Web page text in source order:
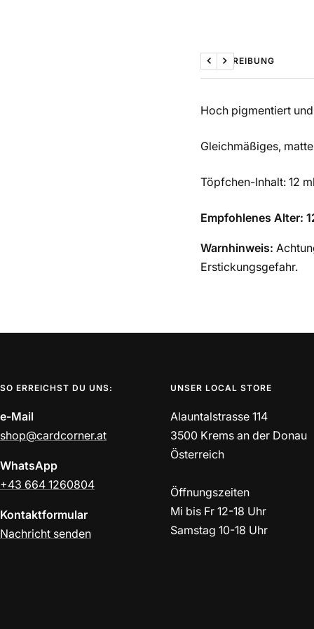
BESCHREIBUNG
ZurückWeiter
Hoch pigmentiert
Gleichmäßiges,
Töpfchen-Inhalt: 12
Empfohlenes Alter:
Warnhinweis:
Erstickungsgefahr.
SO ERREICHST DU UNS:
e-Mail
shop@cardcorner.at
WhatsApp
+43 664 1260804
Kontaktformular
Nachricht senden
UNSER LOCAL STORE
Alauntalstrasse 114
3500 Krems an der Donau
Österreich
Öffnungszeiten
Mi bis Fr 12-18 Uhr
Samstag 10-18 Uhr